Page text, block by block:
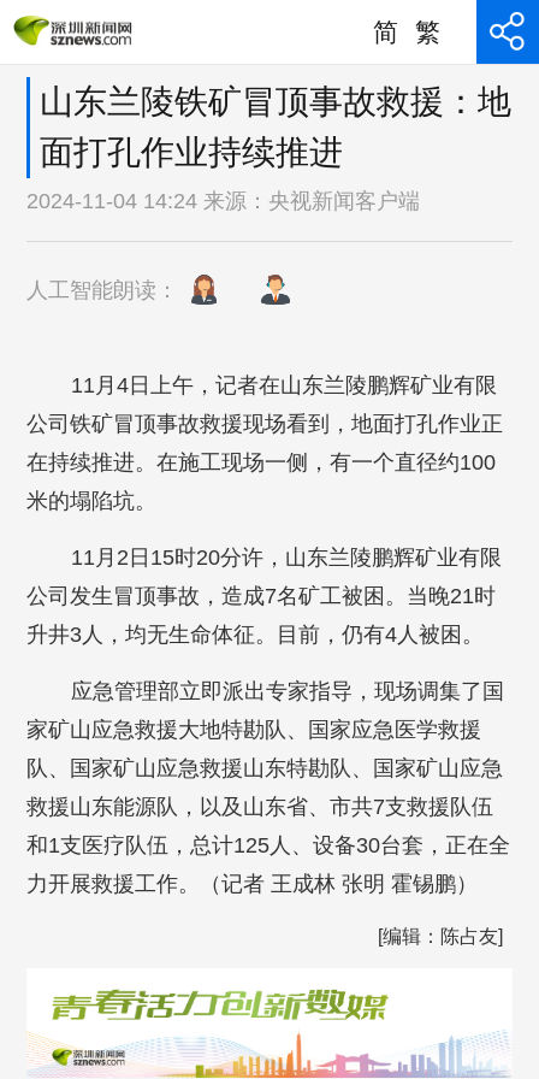
简 繁
山东兰陵铁矿冒顶事故救援：地
面打孔作业持续推进
2024-11-04 14:24 来源： 央视新闻客户端
人工智能朗读：
11月4日上午，记者在山东兰陵鹏辉矿业有限
公司铁矿冒顶事故救援现场看到，地面打孔作业正
在持续推进。在施工现场一侧，有一个直径约100
米的塌陷坑。
11月2日15时20分许，山东兰陵鹏辉矿业有限
公司发生冒顶事故，造成7名矿工被困。当晚21时
升井3人，均无生命体征。目前，仍有4人被困。
应急管理部立即派出专家指导，现场调集了国
家矿山应急救援大地特勘队、国家应急医学救援
队、国家矿山应急救援山东特勘队、国家矿山应急
救援山东能源队，以及山东省、市共7支救援队伍
和1支医疗队伍，总计125人、设备30台套，正在全
力开展救援工作。（记者 王成林 张明 霍锡鹏）
[编辑：陈占友]